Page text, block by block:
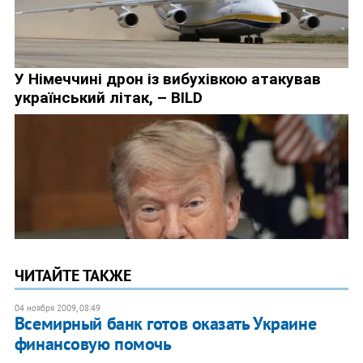
ЧИТАЙТЕ ТАКЖЕ
04 ноября 2009, 08:49
Всемирный банк готов оказать Украине
финансовую помочь